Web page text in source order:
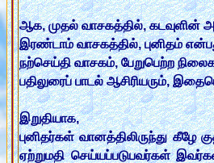
ஆக, முதல் வாசகத்தில், கடவுளின்
இரண்டாம் வாசகத்தில், புனிதம்
நற்செய்தி வாசகம், பேறுபெற்ற
பதிலுரைப் பாடல் ஆசிரியரும்,
இறுதியாக,
புனிதர்கள் வானத்திலிருந்து
ஏற்றுமதி செய்யப்படுபவர்கள்